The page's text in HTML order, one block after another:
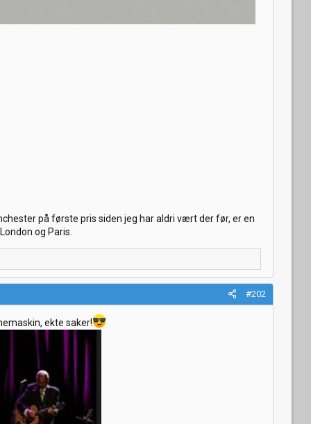
på første pris siden jeg har aldri vært der før, er en
og Paris.
#202
ekte saker!